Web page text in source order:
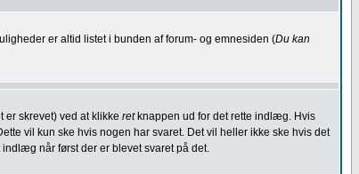
er altid listet i bunden af forum- og emnesiden (Du kan
skrevet) ved at klikke retknappen ud for det rette indlæg. Hvis
vil kun ske hvis nogen har svaret. Det vil heller ikke ske hvis det
når først der er blevet svaret på det.